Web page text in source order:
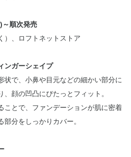
～順次発売
）、ロフトネットストア
ンガーシェイプ
状で、小鼻や目元などの細かい部分に
顔の凹凸にぴたっとフィット。
ことで、ファンデーションが肌に密着
部分をしっかりカバー。